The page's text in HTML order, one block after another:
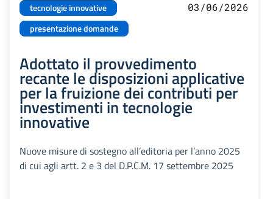
tecnologie innovative
presentazione domande
03/06/2026
Adottato il provvedimento
recante le disposizioni applicative
per la fruizione dei contributi per
investimenti in tecnologie
innovative
Nuove misure di sostegno all’editoria per l’anno 2025
di cui agli artt. 2 e 3 del D.P.C.M. 17 settembre 2025